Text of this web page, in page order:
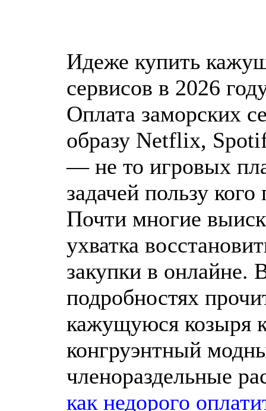
Идеже купить
сервисов в 2026
Оплата заморских
образу Netflix,
— не то игровых
задачей пользу
Почти многие
ухватка
закупки в онлайне.
подробностях
кажущуюся козыря
конгруэнтный
членораздельные
как недорого